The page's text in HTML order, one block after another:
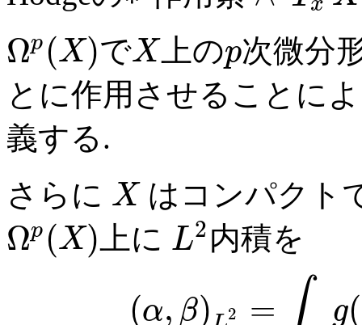
Ωp (X)でX上のp次微分
とに作用させることに
義する.
さらに Xはコンパクト
Ωp (X) 上に L2 内積を
(α, β) 2 = g(